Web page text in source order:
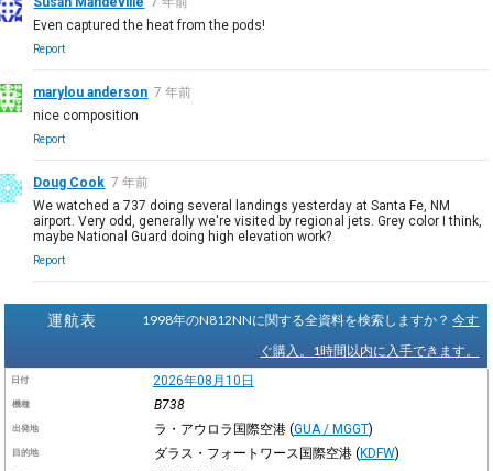
Even captured the heat from the pods!
Report
marylou anderson 7 年前
nice composition
Report
Doug Cook 7 年前
We watched a 737 doing several landings yesterday at Santa Fe, NM
airport. Very odd, generally we're visited by regional jets. Grey color I think,
maybe National Guard doing high elevation work?
Report
運航表 1998年のN812NNに関する全資料を検索しますか？今す
ぐ購入。1時間以内に入手できます。
日付 2026年08月10日
機種 B738
出発地 ラ・アウロラ国際空港 (GUA / MGGT)
目的地 ダラス・フォートワース国際空港 (KDFW)